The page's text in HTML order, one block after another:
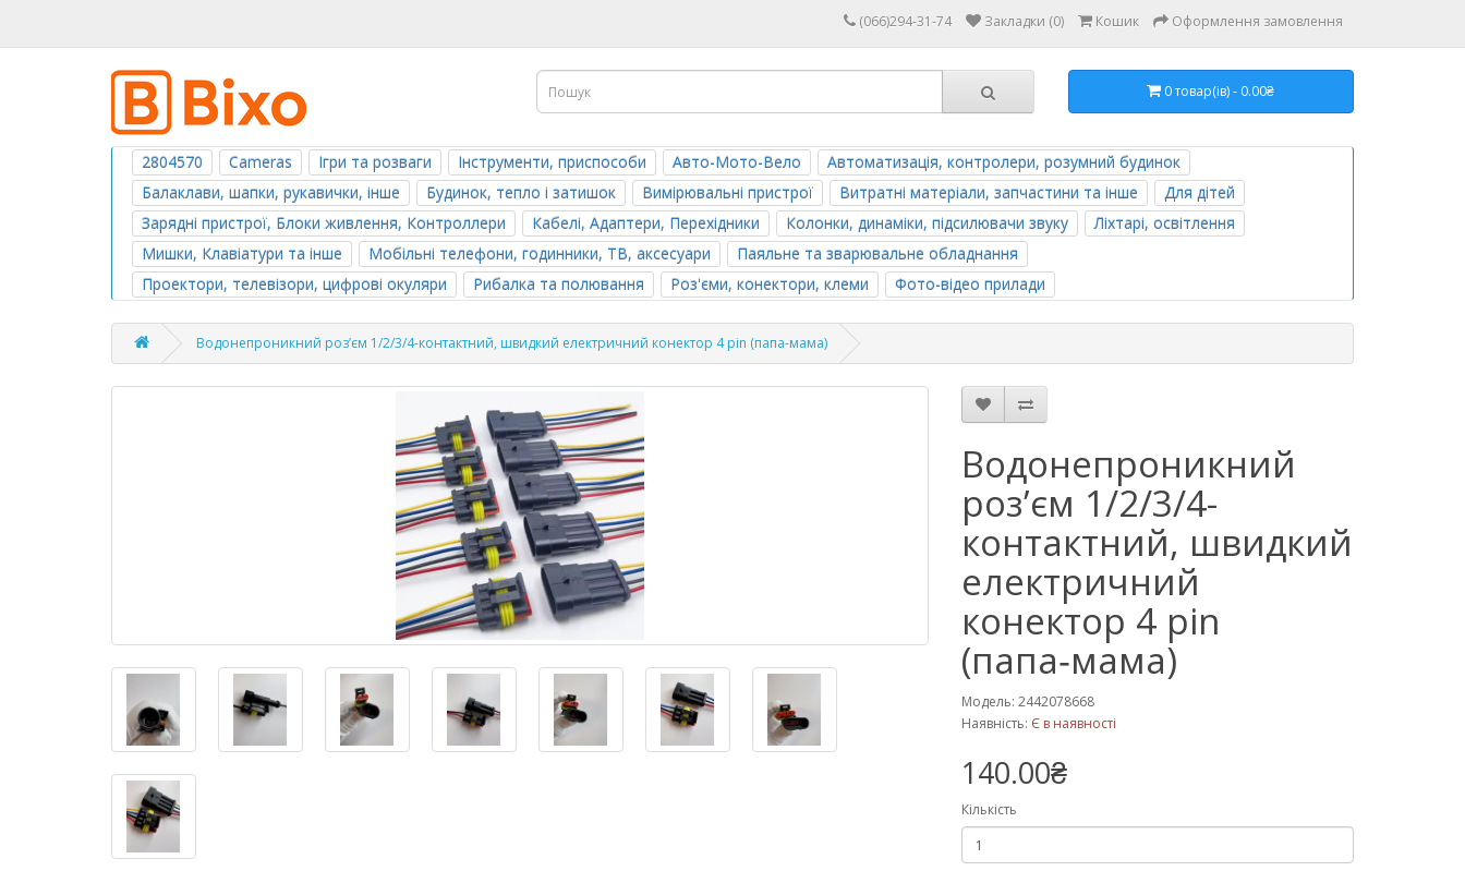
(066)294-31-74 Закладки (0) Кошик Оформлення замовлення
0 товар(ів) - 0.00₴
2804570 Cameras Ігри та розваги Інструменти, приспособи Авто-Мото-Вело
Автоматизація, контролери, розумний будинок
Балаклави, шапки, рукавички, інше
Будинок, тепло і затишок Вимірювальні пристрої Витратні матеріали, запчастини та інше
Для дітей
Зарядні пристрої, Блоки живлення, Контроллери
Кабелі, Адаптери, Перехідники Колонки, динаміки, підсилювачи звуку
Ліхтарі, освітлення
Мишки, Клавіатури та інше
Мобільні телефони, годинники, ТВ, аксесуари
Паяльне та зварювальне обладнання
Проектори, телевізори, цифрові окуляри
Рибалка та полювання Роз'єми, конектори, клеми Фото-відео прилади
Водонепроникний роз’єм 1/2/3/4-контактний, швидкий електричний конектор 4 pin (папа‑мама)
Водонепроникний
роз’єм 1/2/3/4-
контактний, швидкий
електричний
конектор 4 pin
(папа‑мама)
Модель: 2442078668
Наявність: Є в наявності
140.00₴
Кількість